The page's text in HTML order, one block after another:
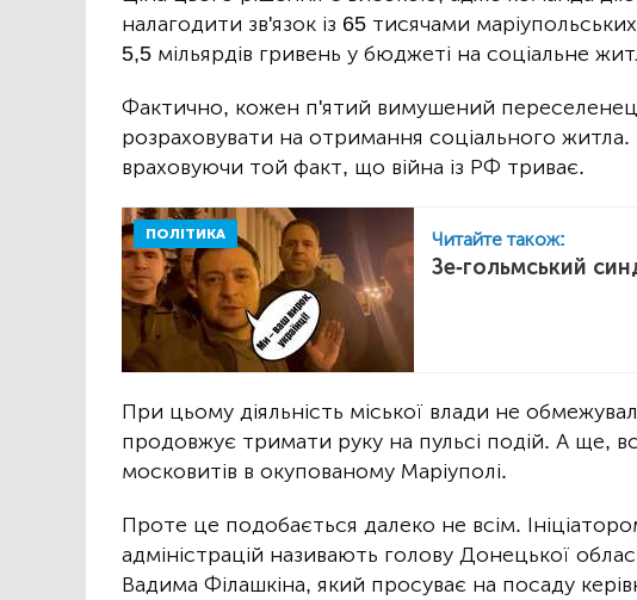
налагодити зв'язок із 65 тисячами
5,5 мільярдів гривень у бюджеті на соціальне
Фактично, кожен п'ятий вимушений
розраховувати на отримання соціального
враховуючи той факт, що війна із РФ триває.
ПОЛІТИКА Читайте також:
Зе-гольмський
При цьому діяльність міської влади не
продовжує тримати руку на пульсі подій. А ще,
московитів в окупованому Маріуполі.
Проте це подобається далеко не всім.
адміністрацій називають голову Донецької
Вадима Філашкіна, який просуває на посаду